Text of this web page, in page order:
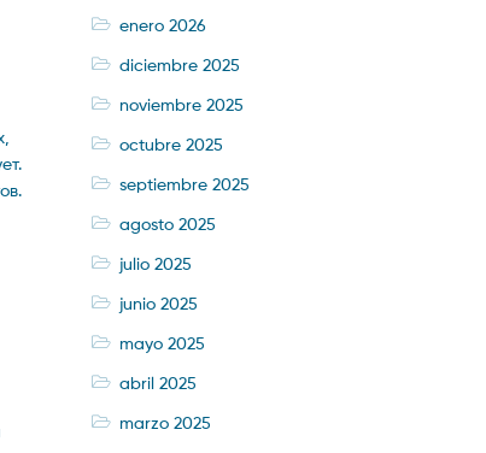
enero 2026
diciembre 2025
noviembre 2025
octubre 2025
septiembre 2025
agosto 2025
julio 2025
junio 2025
mayo 2025
abril 2025
marzo 2025